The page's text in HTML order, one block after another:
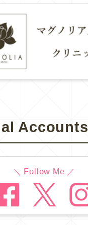
Accounts
＼ Follow Me ／